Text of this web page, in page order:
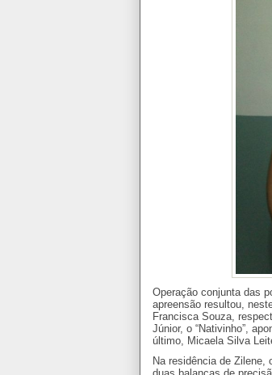
Operação conjunta das
apreensão resultou,
Francisca Souza,
Júnior, o “Nativinho”,
último, Micaela Silva
Na residência de Zilene,